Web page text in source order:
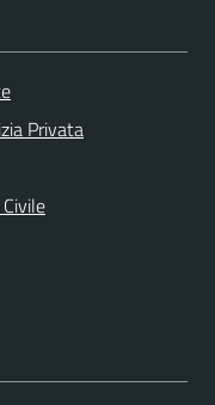
Privata